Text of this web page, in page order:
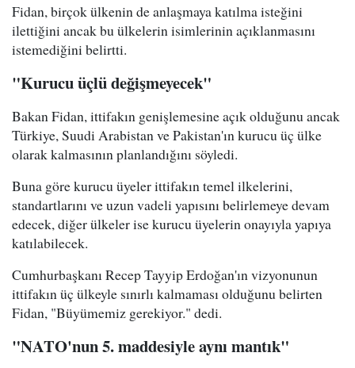
Fidan, birçok ülkenin de anlaşmaya katılma isteğini
ilettiğini ancak bu ülkelerin isimlerinin açıklanmasını
istemediğini belirtti.
"Kurucu üçlü değişmeyecek"
Bakan Fidan, ittifakın genişlemesine açık olduğunu ancak
Türkiye, Suudi Arabistan ve Pakistan'ın kurucu üç ülke
olarak kalmasının planlandığını söyledi.
Buna göre kurucu üyeler ittifakın temel ilkelerini,
standartlarını ve uzun vadeli yapısını belirlemeye devam
edecek, diğer ülkeler ise kurucu üyelerin onayıyla yapıya
katılabilecek.
Cumhurbaşkanı Recep Tayyip Erdoğan'ın vizyonunun
ittifakın üç ülkeyle sınırlı kalmaması olduğunu belirten
Fidan, "Büyümemiz gerekiyor." dedi.
"NATO'nun 5. maddesiyle aynı mantık"